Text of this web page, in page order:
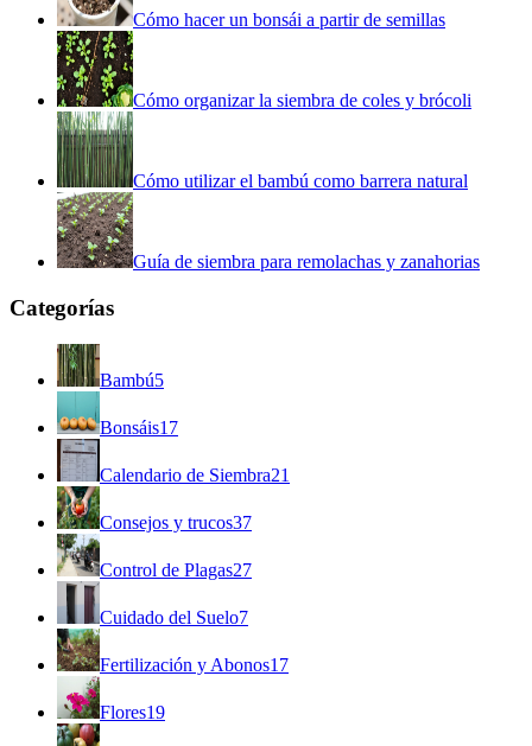
Cómo hacer un bonsái a partir de semillas
Cómo organizar la siembra de coles y brócoli
Cómo utilizar el bambú como barrera natural
Guía de siembra para remolachas y zanahorias
Categorías
Bambú5
Bonsáis17
Calendario de Siembra21
Consejos y trucos37
Control de Plagas27
Cuidado del Suelo7
Fertilización y Abonos17
Flores19